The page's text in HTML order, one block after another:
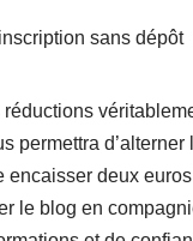
permettra
deux
le blog en